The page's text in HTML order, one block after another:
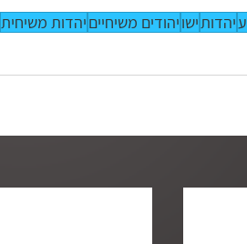
יהדותישויהודים משיחייםיהדות משיחית